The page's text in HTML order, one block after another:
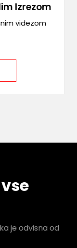
Izrezom
videzom
je odvisna od